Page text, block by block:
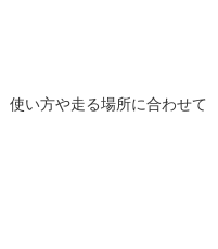
使い方や走る場所に合わせて